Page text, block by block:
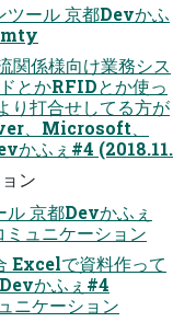
ツール 京都Devかふ
関係様向け業務シス
とかRFIDとか使っ
り打合せしてる⽅が
、Microsoft、
かふぇ#4 (2018.11.
ン
京都Devかふぇ
ュニケーション
Excelで資料作って
かふぇ#4
ニケーション